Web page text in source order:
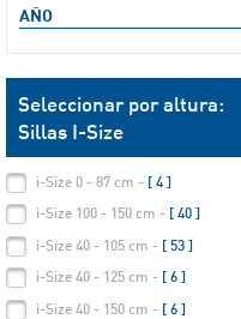
AÑO
Seleccionar por altura:
Sillas I-Size
i-Size 0 - 87 cm - [ 4 ]
i-Size 100 - 150 cm - [ 40 ]
i-Size 40 - 105 cm - [ 53 ]
i-Size 40 - 125 cm - [ 6 ]
i-Size 40 - 150 cm - [ 6 ]